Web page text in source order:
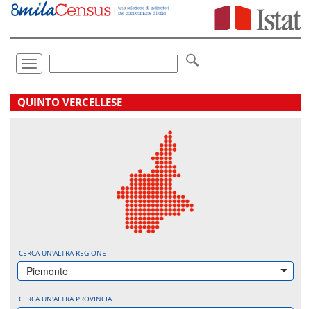
Vai
direttamente
Toggle
navigation
.
QUINTO VERCELLESE
CERCA UN'ALTRA REGIONE
Piemonte
CERCA UN'ALTRA PROVINCIA